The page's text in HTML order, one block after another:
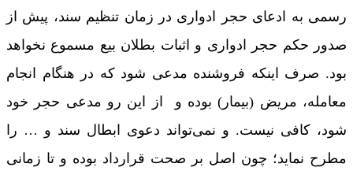
رسمی به ادعای حجر ادواری در زمان تنظیم سند، پیش از
صدور حکم حجر ادواری و اثبات بطلان بیع مسموع نخواهد
بود. صرف اینکه فروشنده مدعی شود که در هنگام انجام
معامله، مریض (بیمار) بوده و از این رو مدعی حجر خود
شود، کافی نیست. و نمی‌تواند دعوی ابطال سند و … را
مطرح نماید؛ چون اصل بر صحت قرارداد بوده و تا زمانی